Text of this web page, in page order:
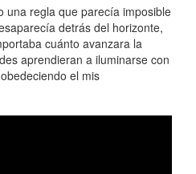
una regla que parecía imposible
detrás del horizonte,
cuánto avanzara la
aprendieran a iluminarse con
el mis